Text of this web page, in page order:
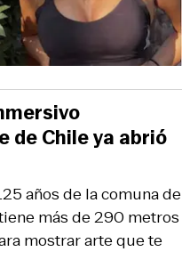
años de la comuna de
más de 290 metros
mostrar arte que te
de Chile ya abrió